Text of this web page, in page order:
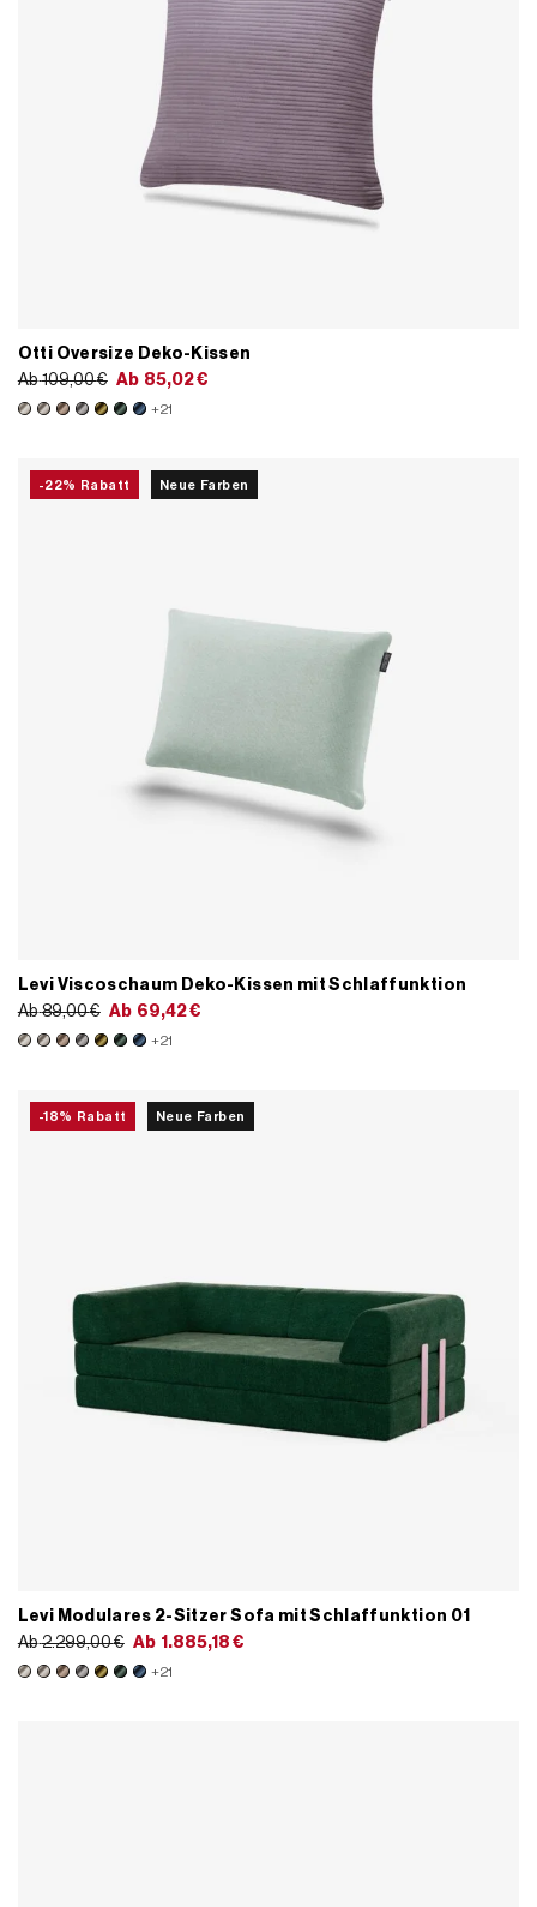
+21
Otti Oversize Deko-Kissen
Ab 109,00€ Ab 85,02€
-22% Rabatt Neue Farben
+21
Levi Viscoschaum Deko-Kissen mit Schlaffunktion
Ab 89,00€ Ab 69,42€
-18% Rabatt Neue Farben
+21
Levi Modulares 2-Sitzer Sofa mit Schlaffunktion 01
Ab 2.299,00€ Ab 1.885,18 €